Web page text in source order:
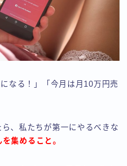
なる！」「今月は月10万円売
、私たちが第一にやるべきな
集めること。